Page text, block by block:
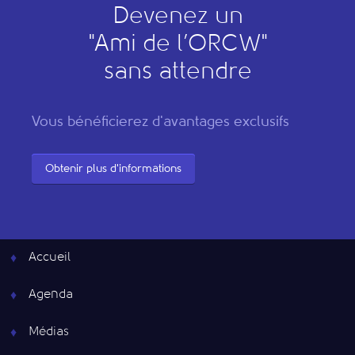
Devenez un
"Ami de l’ORCW"
sans attendre
Vous bénéficierez d'avantages exclusifs
Obtenir plus d'informations
Accueil
Agenda
Médias